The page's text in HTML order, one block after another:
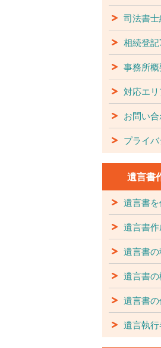
司法書
相続登記
事務所
対応エリ
お問い
プライ
遺言書
遺言書
遺言書
遺言書
遺言書
遺言書
遺言執